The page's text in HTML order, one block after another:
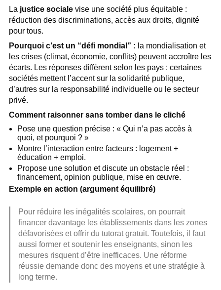
La justice socialevise une société plus équitable :
réduction des discriminations, accès aux droits, dignité
pour tous.
Pourquoi c’est un “défi mondial” : la mondialisation et
les crises (climat, économie, conflits) peuvent accroître les
écarts. Les réponses diffèrent selon les pays : certaines
sociétés mettent l’accent sur la solidarité publique,
d’autres sur la responsabilité individuelle ou le secteur
privé.
Comment raisonner sans tomber dans le cliché
Pose une question précise : « Qui n’a pas accès à
quoi, et pourquoi ? »
Montre l’interaction entre facteurs : logement +
éducation + emploi.
Propose une solution et discute un obstacle réel :
financement, opinion publique, mise en œuvre.
Exemple en action (argument équilibré)
Pour réduire les inégalités scolaires, on pourrait
financer davantage les établissements dans les zones
défavorisées et offrir du tutorat gratuit. Toutefois, il faut
aussi former et soutenir les enseignants, sinon les
mesures risquent d’être inefficaces. Une réforme
réussie demande donc des moyens et une stratégie à
long terme.